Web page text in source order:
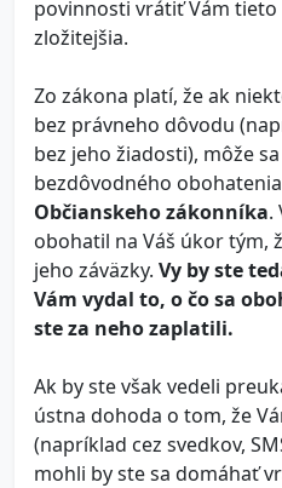
povinnosti vrátiť Vám tieto
zložitejšia.
Zo zákona platí, že ak
bez právneho dôvodu
bez jeho žiadosti), môže
bezdôvodného
Občianskeho zákonníka.
obohatil na Váš úkor tým,
jeho záväzky. Vy by ste
Vám vydal to, o čo sa
ste za neho zaplatili.
Ak by ste však vedeli
ústna dohoda o tom, že
(napríklad cez svedkov,
mohli by ste sa domáhať